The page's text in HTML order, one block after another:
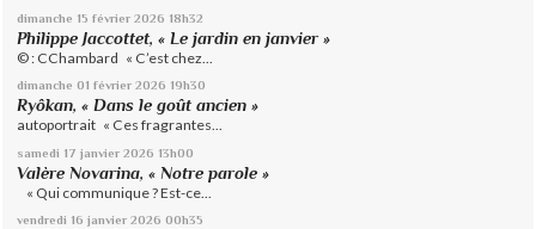
dimanche 15 février 2026 18h32
Philippe Jaccottet, « Le jardin en janvier »
© : CChambard « C’est chez...
dimanche 01 février 2026 19h30
Ryôkan, « Dans le goût ancien »
autoportrait « Ces fragrantes...
samedi 17 janvier 2026 13h00
Valère Novarina, « Notre parole »
« Qui communique ? Est-ce...
vendredi 16 janvier 2026 00h35